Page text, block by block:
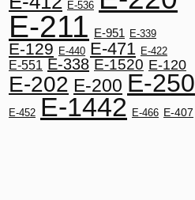
E-536
E-211 E-951 E-339
E-129 E-440 E-471 E-422
E-551 E-338 E-1520 E-120
E-202 E-200 E-250
E-452 E-1442 E-466 E-407